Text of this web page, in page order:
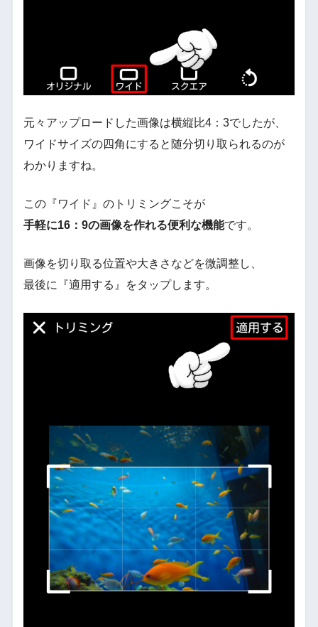
元々アップロードした画像は横縦比4：3でしたが、
ワイドサイズの四角にすると随分切り取られるのが
わかりますね。
この『ワイド』のトリミングこそが
手軽に16：9の画像を作れる便利な機能です。
画像を切り取る位置や大きさなどを微調整し、
最後に『適用する』をタップします。